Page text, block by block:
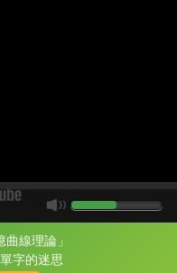
線理論」
字的迷思